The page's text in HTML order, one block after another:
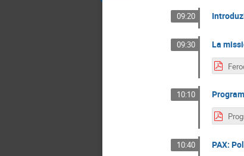
09:20
09:30 La
10:10
10:40 PAX: